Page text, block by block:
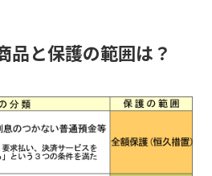
品と保護の範囲は？